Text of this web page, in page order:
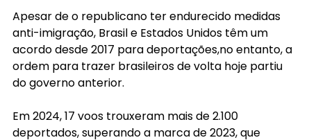
Apesar de o republicano ter endurecido medidas
anti-imigração, Brasil e Estados Unidos têm um
acordo desde 2017 para deportações,no entanto, a
ordem para trazer brasileiros de volta hoje partiu
do governo anterior.
Em 2024, 17 voos trouxeram mais de 2.100
deportados, superando a marca de 2023, que